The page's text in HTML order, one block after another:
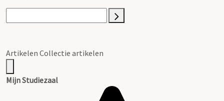
Artikelen Collectie artikelen
Mijn Studiezaal